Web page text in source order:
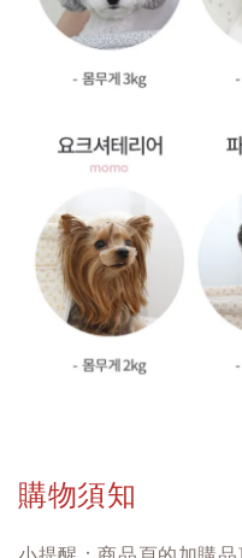
購物須知